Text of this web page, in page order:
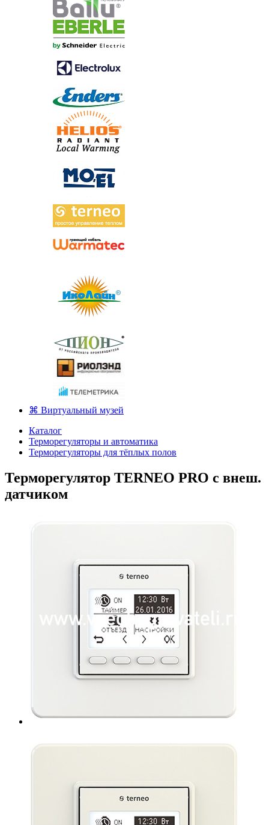
⌘ Виртуальный музей
Каталог
Терморегуляторы и автоматика
Терморегуляторы для тёплых полов
Терморегулятор TERNEO PRO с внеш.
датчиком